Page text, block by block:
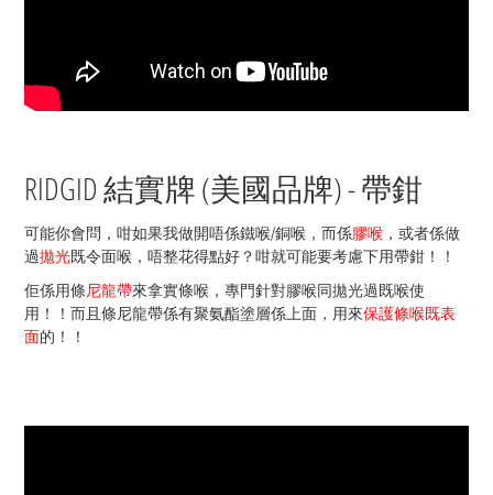
RIDGID 結實牌 (美國品牌) - 帶鉗
可能你會問，咁如果我做開唔係鐵喉/銅喉，而係膠喉 ，或者係做
過拋光既令面喉，唔整花得點好？咁就可能要考慮下用帶鉗！！
佢係用條尼龍帶來拿實條喉，專門針對膠喉同拋光過既喉使
用！！而且條尼龍帶係有聚氨酯塗層係上面，用來保護條喉既表
面的！！